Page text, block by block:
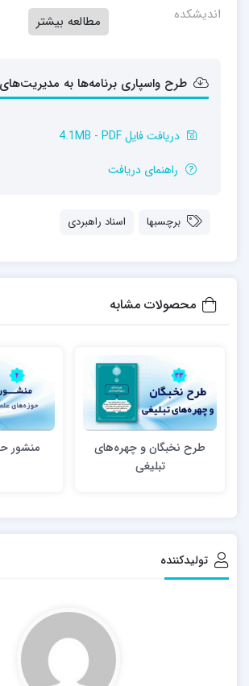
اندیشکده
مطالعه بیشتر
طرح واسپاری برنامه‌ها به
دریافت فایل 4.1MB - PDF
راهنمای دریافت
برچسبها اسناد راهبردی
محصولات مشابه
طرح نخبگان و چهره‌های
تبلیغی
منشور
تولیدکننده